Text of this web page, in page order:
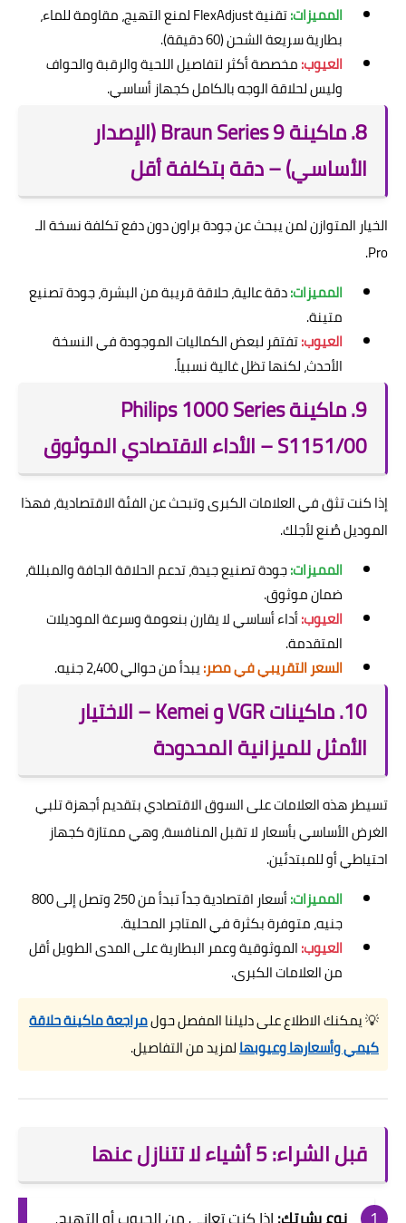
المميزات:
تقنية FlexAdjust لمنع التهيج، مقاومة للماء،
بطارية سريعة الشحن (60 دقيقة).
العيوب:مخصصة أكثر لتفاصيل اللحية والرقبة والحواف
وليس لحلاقة الوجه بالكامل كجهاز أساسي.
8. ماكينة Braun Series 9 (الإصدار
الأساسي) – دقة بتكلفة أقل
الخيار المتوازن لمن يبحث عن جودة براون دون دفع تكلفة نسخة الـ
Pro.
المميزات:دقة عالية، حلاقة قريبة من البشرة، جودة تصنيع
متينة.
العيوب:تفتقر لبعض الكماليات الموجودة في النسخة
الأحدث، لكنها تظل غالية نسبياً.
9. ماكينة Philips 1000 Series
S1151/00 – الأداء الاقتصادي الموثوق
إذا كنت تثق في العلامات الكبرى وتبحث عن الفئة الاقتصادية، فهذا
الموديل صُنع لأجلك.
المميزات:جودة تصنيع جيدة، تدعم الحلاقة الجافة والمبللة،
ضمان موثوق.
العيوب:أداء أساسي لا يقارن بنعومة وسرعة الموديلات
المتقدمة.
السعر التقريبي في مصر:يبدأ من حوالي 2,400 جنيه.
10. ماكينات VGR و Kemei – الاختيار
الأمثل للميزانية المحدودة
تسيطر هذه العلامات على السوق الاقتصادي بتقديم أجهزة تلبي
الغرض الأساسي بأسعار لا تقبل المنافسة، وهي ممتازة كجهاز
احتياطي أو للمبتدئين.
المميزات:
أسعار اقتصادية جداً تبدأ من 250 وتصل إلى 800
جنيه، متوفرة بكثرة في المتاجر المحلية.
العيوب:الموثوقية وعمر البطارية على المدى الطويل أقل
من العلامات الكبرى.
💡 يمكنك الاطلاع على دليلنا المفصل حولمراجعة ماكينة حلاقة
كيمي وأسعارها وعيوبهالمزيد من التفاصيل.
قبل الشراء: 5 أشياء لا تتنازل عنها